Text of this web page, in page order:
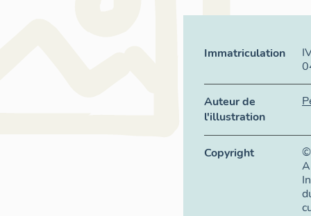
Immatriculation
Auteur de
l'illustration
Copyright